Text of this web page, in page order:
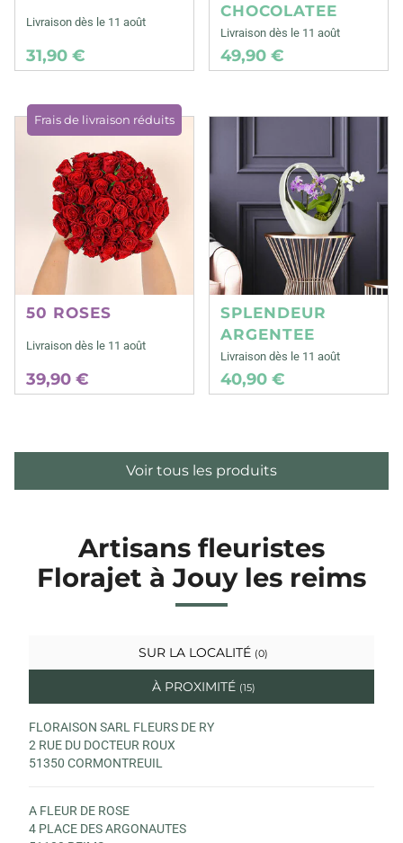
Livraison dès le 11 août
31,90 €
CHOCOLATEE
Livraison dès le 11 août
49,90 €
Frais de livraison réduits
50 ROSES
Livraison dès le 11 août
39,90 €
SPLENDEUR
ARGENTEE
Livraison dès le 11 août
40,90 €
Voir tous les produits
Artisans fleuristes
Florajet à Jouy les reims
SUR LA LOCALITÉ (0)
À PROXIMITÉ (15)
FLORAISON SARL FLEURS DE RY
2 RUE DU DOCTEUR ROUX
51350 CORMONTREUIL
A FLEUR DE ROSE
4 PLACE DES ARGONAUTES